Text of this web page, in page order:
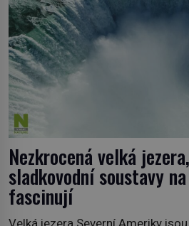
neslyšeli. Hora, […]
Nezkrocená velká
sladkovodní soustavy
fascinují
Velká jezera Severní Ameriky